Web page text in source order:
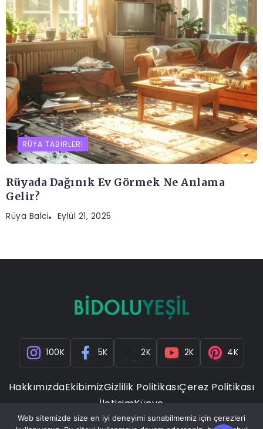
RÜYA TABIRLERI
Rüyada Dağınık Ev Görmek Ne Anlama
Gelir?
Rüya Balci Eylül 21, 2025
100K 5K 2K 2K 4K
HakkımızdaEkibimizGizlilik PolitikasıÇerez Politikası
İletişimKünye
Web sitemizde size en iyi deneyimi sunabilmemiz için çerezleri